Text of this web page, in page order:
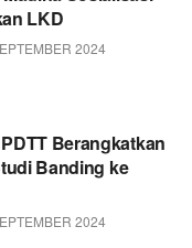
LKD
2024
Berangkatkan
Banding ke
2024